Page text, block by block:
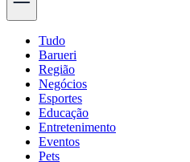
Tudo
Barueri
Região
Negócios
Esportes
Educação
Entretenimento
Eventos
Pets